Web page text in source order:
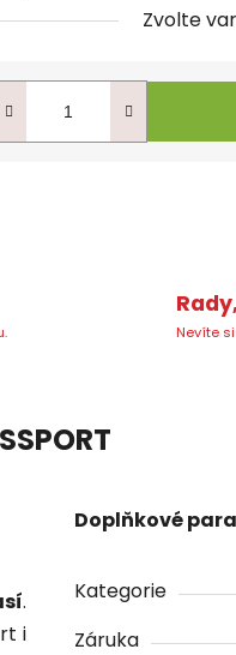
Zvolte
Nevíte
.
i
Doplňkové
Kategorie
Záruka